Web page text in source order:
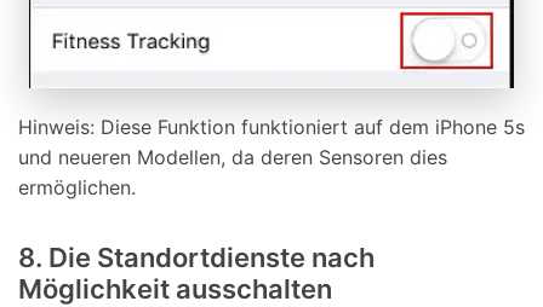
Hinweis: Diese Funktion funktioniert auf dem iPhone 5s
und neueren Modellen, da deren Sensoren dies
ermöglichen.
8. Die Standortdienste nach
Möglichkeit ausschalten